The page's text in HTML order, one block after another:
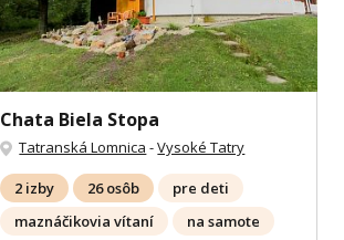
Chata Biela Stopa
Tatranská Lomnica -Vysoké Tatry
2 izby 26 osôb
pre deti
maznáčikovia vítaní
na samote